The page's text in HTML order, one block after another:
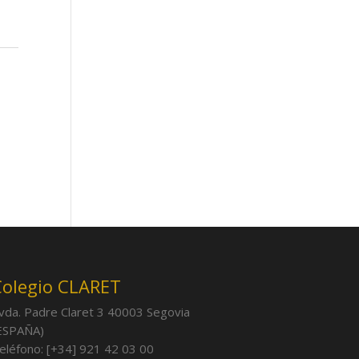
CLARET
Padre Claret 3 40003 Segovia
[+34] 921 42 03 00